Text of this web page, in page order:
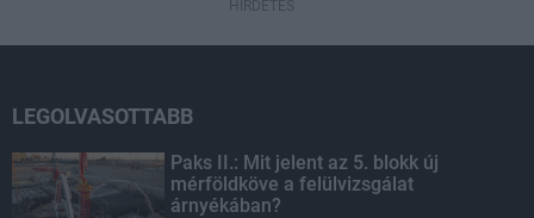
HIRDETÉS
LEGOLVASOTTABB
Paks II.: Mit jelent az 5. blokk új
mérföldköve a felülvizsgálat
árnyékában?